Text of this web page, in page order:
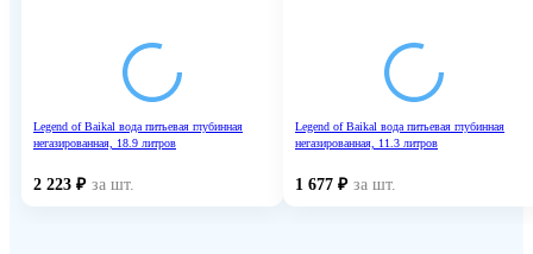
Legend of Baikal вода питьевая глубинная
негазированная, 18.9 литров
2 223 ₽ за шт.
Legend of Baikal вода питьевая глубинная
негазированная, 11.3 литров
1 677 ₽ за шт.